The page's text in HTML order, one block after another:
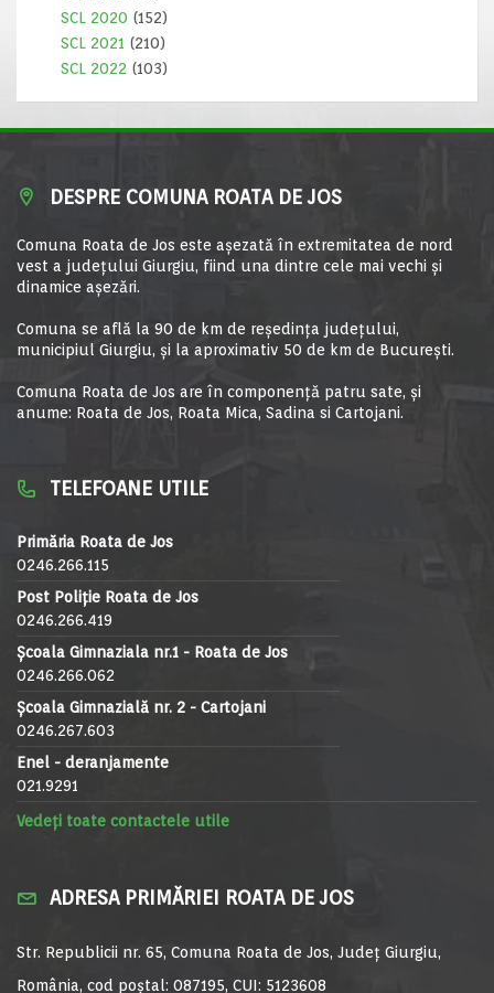
SCL 2020 (152)
SCL 2021 (210)
SCL 2022 (103)
DESPRE COMUNA ROATA DE JOS
Comuna Roata de Jos este aşezată în extremitatea de nord
vest a judeţului Giurgiu, fiind una dintre cele mai vechi şi
dinamice aşezări.
Comuna se află la 90 de km de reşedinţa judeţului,
municipiul Giurgiu, şi la aproximativ 50 de km de Bucureşti.
Comuna Roata de Jos are în componență patru sate, și
anume: Roata de Jos, Roata Mica, Sadina si Cartojani.
TELEFOANE UTILE
Primăria Roata de Jos
0246.266.115
Post Poliție Roata de Jos
0246.266.419
Școala Gimnaziala nr.1 - Roata de Jos
0246.266.062
Școala Gimnazială nr. 2 - Cartojani
0246.267.603
Enel - deranjamente
021.9291
Vedeți toate contactele utile
ADRESA PRIMĂRIEI ROATA DE JOS
Str. Republicii nr. 65, Comuna Roata de Jos, Județ Giurgiu,
România, cod poștal: 087195, CUI: 5123608